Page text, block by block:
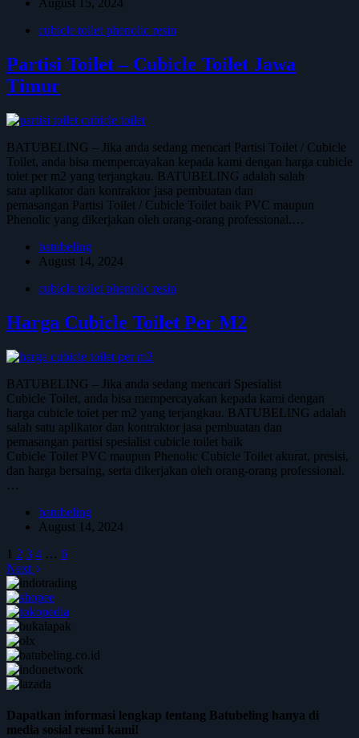
August 15, 2024
cubicle toilet phenolic resin
Partisi Toilet – Cubicle Toilet Jawa
Timur
BATUBELING – Jika anda sedang mencari Partisi Toilet / Cubicle
Toilet, anda bisa mempercayakan kepada kami dengan harga cubicle
toiet per m2 yang terjangkau. BATUBELING adalah salah
satu aplikator dan kontraktor jasa pembuatan dan
pemasangan Partisi Toilet / Cubicle Toilet baik PVC maupun
Phenolic yang dikerjakan oleh orang-orang professional.…
batubeling
August 14, 2024
cubicle toilet phenolic resin
Harga Cubicle Toilet Per M2
BATUBELING – Jika anda sedang mencari Spesialist
Cubicle Toilet, anda bisa mempercayakan kepada kami dengan
harga cubicle toiet per m2 yang terjangkau. BATUBELING adalah
salah satu aplikator dan kontraktor jasa pembuatan dan
pemasangan partisi spesialist cubicle toilet baik
Cubicle Toilet PVC maupun Phenolic Cubicle Toilet akurat, presisi,
dan harga bersaing, serta dikerjakan oleh orang-orang professional.
…
batubeling
August 14, 2024
1 2 3 4 … 6
Next
Dapatkan informasi lengkap tentang Batubeling hanya di
media sosial resmi kami!